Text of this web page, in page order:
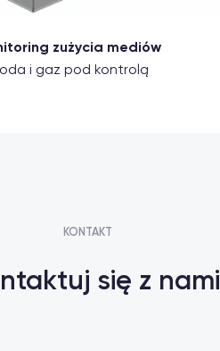
zużycia mediów
i gaz pod kontrolą
KONTAKT
się z nami